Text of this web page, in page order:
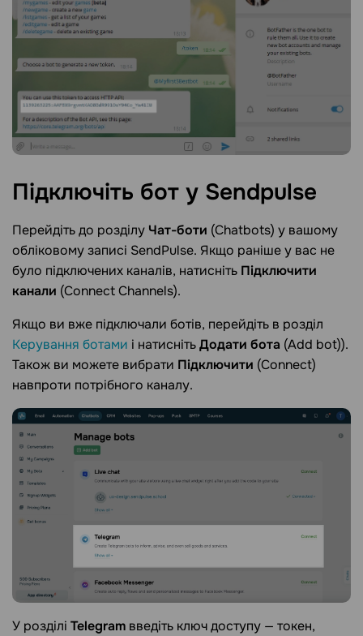
Підключіть бот у Sendpulse
Перейдіть до розділу Чат-боти (Chatbots) у вашому
обліковому записі SendPulse. Якщо раніше у вас не
було підключених каналів, натисніть Підключити
канали (Connect Channels).
Якщо ви вже підключали ботів, перейдіть в розділ
Керування ботами і натиснітьДодати бота (Add bot)).
Також ви можете вибрати Підключити (Connect)
навпроти потрібного каналу.
У розділі Telegram введіть ключ доступу — токен,